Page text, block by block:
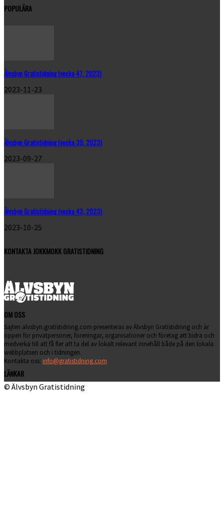
POPULÄRA
Älvsbyn Gratistidning (vecka 47, 2023)
2023-11-23
Älvsbyn Gratistidning (vecka 39, 2023)
2023-09-27
Älvsbyn Gratistidning (vecka 43, 2023)
2023-10-25
KONTAKTA JOKKMOKK GRATISTIDNING
OM OSS
Sajten alvsbyn.gratistidning.com presenteras av Älvsbyn Gratistidning och är
öppen för privatpersoner, föreningar, organisationer och företag att bidra och
medverka till att få fler att ta del av lokalt relevant innehåll både på den lokala
webbplatsen och i tidningen.
Kontakta oss: info@gratistidning.com
LÄNKAR
© Älvsbyn Gratistidning